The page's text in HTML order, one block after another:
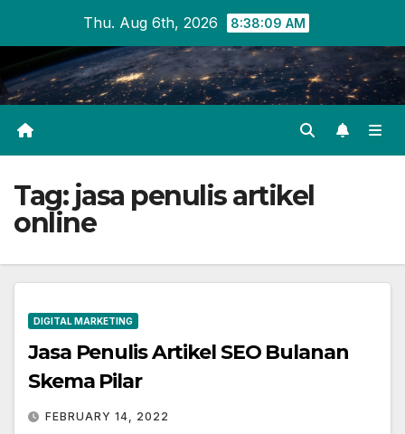
content
Thu. Aug 6th, 2026 8:38:09 AM
Tag: jasa penulis artikel
online
DIGITAL MARKETING
Jasa Penulis Artikel SEO Bulanan
Skema Pilar
FEBRUARY 14, 2022